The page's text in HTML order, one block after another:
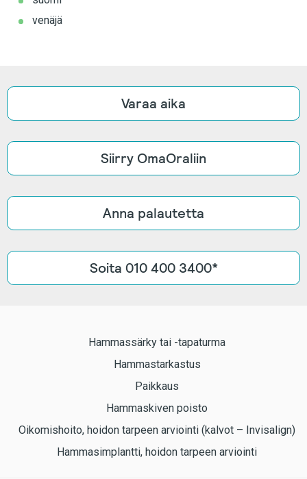
venäjä
Varaa aika
Siirry OmaOraliin
Anna palautetta
Soita 010 400 3400*
Hammassärky tai -tapaturma
Hammastarkastus
Paikkaus
Hammaskiven poisto
Oikomishoito, hoidon tarpeen arviointi (kalvot – Invisalign)
Hammasimplantti, hoidon tarpeen arviointi